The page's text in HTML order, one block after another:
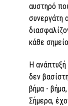
αυστηρό
συνεργάτη
κάθε
Η
δεν
βήμα -
Σήμερα,